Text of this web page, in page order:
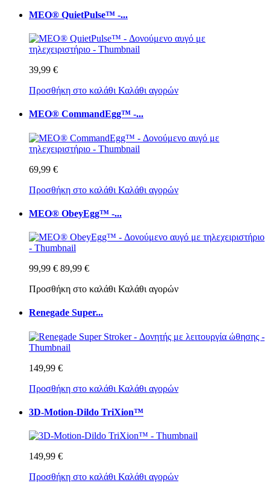
MEO® QuietPulse™ -...
39,99 €
Προσθήκη στο καλάθι Καλάθι αγορών
MEO® CommandEgg™ -...
69,99 €
Προσθήκη στο καλάθι Καλάθι αγορών
MEO® ObeyEgg™ -...
99,99 € 89,99 €
Προσθήκη στο καλάθι Καλάθι αγορών
Renegade Super...
149,99 €
Προσθήκη στο καλάθι Καλάθι αγορών
3D-Motion-Dildo TriXion™
149,99 €
Προσθήκη στο καλάθι Καλάθι αγορών